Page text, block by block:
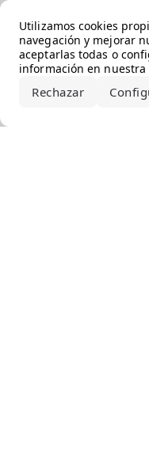
Utilizamos cookies
navegación y mejorar
aceptarlas todas o
información en nuestra
Rechazar
Error